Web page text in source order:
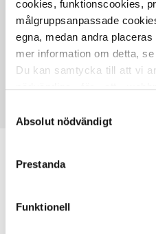
cookies, funktionscookies,
målgruppsanpassade
egna, medan andra
mer information om detta,
Du kan samtycka till att vi
nödvändiga för att
egenskap av
Du kan när som helst
via vår cookiepolicy
, där
avAbsolut nödvändigt
Prestanda
Funktionell
KNITTING FOR OLIVE
HEAVY MERINO HEAVY
En mor och dotter skapar